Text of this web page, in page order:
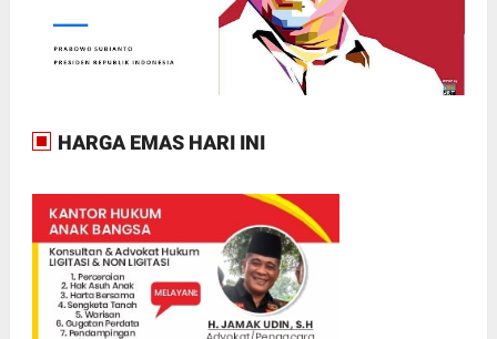
HARGA EMAS HARI INI